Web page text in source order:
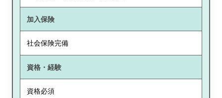
加入保険
社会保険完備
資格・経験
資格必須